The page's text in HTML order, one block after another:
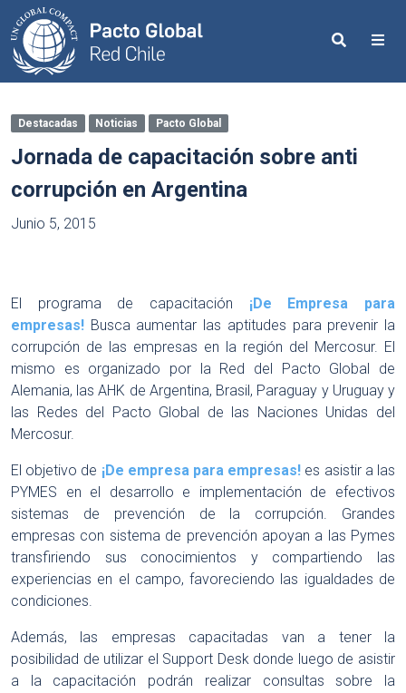
Search
Destacadas Noticias Pacto Global
Jornada de capacitación sobre anti
corrupción en Argentina
Junio 5, 2015
El programa de capacitación ¡De Empresa para
empresas! Busca aumentar las aptitudes para prevenir la
corrupción de las empresas en la región del Mercosur. El
mismo es organizado por la Red del Pacto Global de
Alemania, las AHK de Argentina, Brasil, Paraguay y Uruguay y
las Redes del Pacto Global de las Naciones Unidas del
Mercosur.
El objetivo de ¡De empresa para empresas! es asistir a las
PYMES en el desarrollo e implementación de efectivos
sistemas de prevención de la corrupción. Grandes
empresas con sistema de prevención apoyan a las Pymes
transfiriendo sus conocimientos y compartiendo las
experiencias en el campo, favoreciendo las igualdades de
condiciones.
Además, las empresas capacitadas van a tener la
posibilidad de utilizar el Support Desk donde luego de asistir
a la capacitación podrán realizar consultas sobre la